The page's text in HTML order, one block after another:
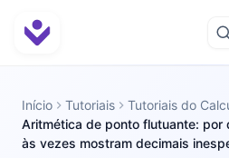
Início Tutoriais
Tutoriais do
Aritmética de ponto flutuante: por
às vezes mostram decimais